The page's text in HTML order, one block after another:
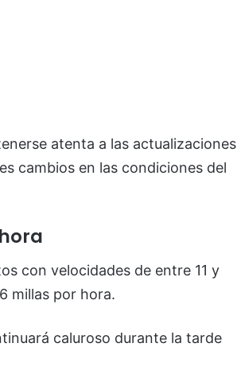
atenta a las actualizaciones
cambios en las condiciones del
con velocidades de entre 11 y
millas por hora.
caluroso durante la tarde